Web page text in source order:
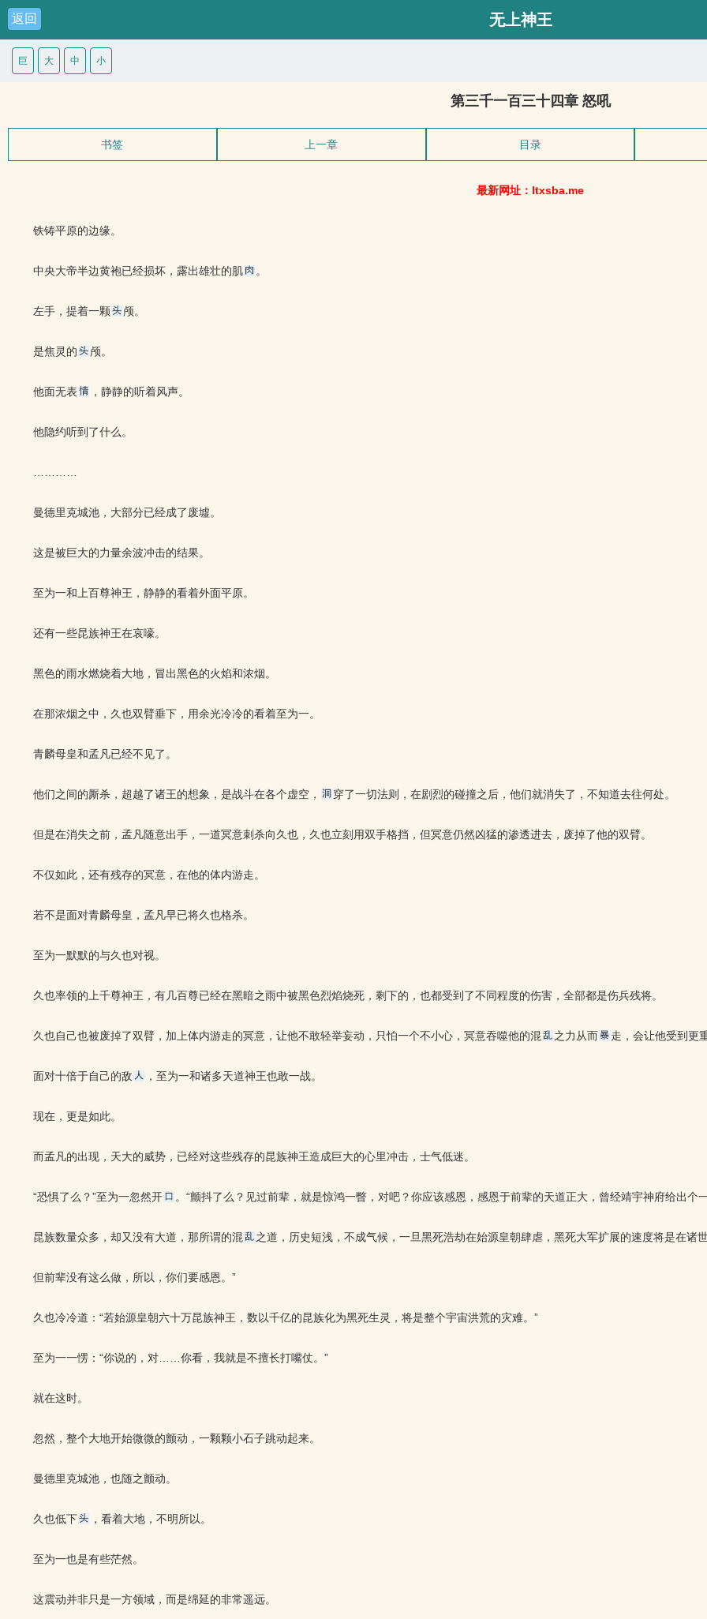
返回 无上神王
巨 大 中 小
第三千一百三十四章 怒吼
书签 上一章 目录
最新网址：ltxsba.me
铁铸平原的边缘。
中央大帝半边黄袍已经损坏，露出雄壮的肌 。
左手，提着一颗 颅。
是焦灵的 颅。
他面无表 ，静静的听着风声。
他隐约听到了什么。
曼德里克城池，大部分已经成了废墟。
这是被巨大的力量余波冲击的结果。
至为一和上百尊神王，静静的看着外面平原。
还有一些昆族神王在哀嚎。
黑色的雨水燃烧着大地，冒出黑色的火焰和浓烟。
在那浓烟之中，久也双臂垂下，用余光冷冷的看着至为一。
青麟母皇和孟凡已经不见了。
他们之间的厮杀，超越了诸王的想象，是战斗在各个虚空， 穿了一切法则，在剧烈的碰撞之后，他们就消失了，不知道去往何处。
但是在消失之前，孟凡随意出手，一道冥意刺杀向久也，久也立刻用双手格挡，但冥意仍然凶猛的渗透进去，废掉了他的双臂。
不仅如此，还有残存的冥意，在他的体内游走。
若不是面对青麟母皇，孟凡早已将久也格杀。
至为一默默的与久也对视。
久也率领的上千尊神王，有几百尊已经在黑暗之雨中被黑色烈焰烧死，剩下的，也都受到了不同程度的伤害，全部都是伤兵残将。
久也自己也被废掉了双臂，加上体内游走的冥意，让他不敢轻举妄动，只怕一个不小心，冥意吞噬他的混 之力从而 走，会让他受到更
面对十倍于自己的敌 ，至为一和诸多天道神王也敢一战。
现在，更是如此。
而孟凡的出现，天大的威势，已经对这些残存的昆族神王造成巨大的心里冲击，士气低迷。
“恐惧了么？”至为一忽然开 。“颤抖了么？见过前辈，就是惊鸿一瞥，对吧？你应该感恩，感恩于前辈的天道正大，曾经靖宇神府给出个
昆族数量众多，却又没有大道，那所谓的混 之道，历史短浅，不成气候，一旦黑死浩劫在始源皇朝肆虐，黑死大军扩展的速度将是在诸
但前辈没有这么做，所以，你们要感恩。”
久也冷冷道：“若始源皇朝六十万昆族神王，数以千亿的昆族化为黑死生灵，将是整个宇宙洪荒的灾难。”
至为一一愣：“你说的，对……你看，我就是不擅长打嘴仗。”
就在这时。
忽然，整个大地开始微微的颤动，一颗颗小石子跳动起来。
曼德里克城池，也随之颤动。
久也低下 ，看着大地，不明所以。
至为一也是有些茫然。
这震动并非只是一方领域，而是绵延的非常遥远。